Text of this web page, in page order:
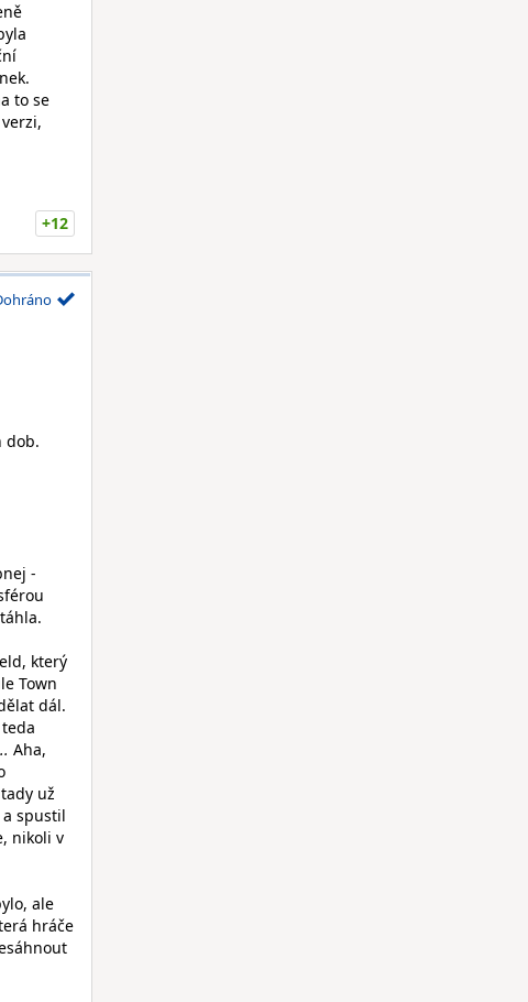
to se
+12
dob.
-
který
Town
dál.
Aha,
už
spustil
nikoli v
ale
hráče